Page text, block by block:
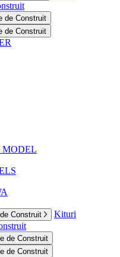
de Construit
de Construit
MODEL
Construit
Kituri
de Construit
de Construit